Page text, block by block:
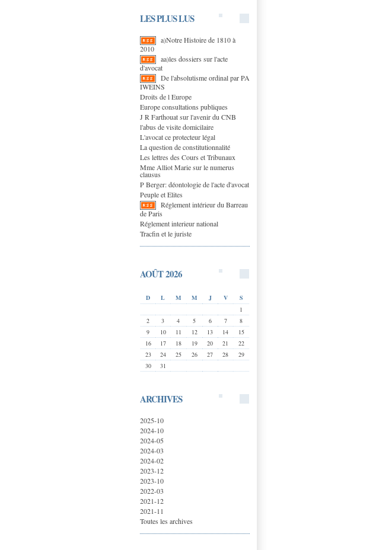
LES PLUS LUS
a)Notre Histoire de 1810 à
2010
aa)les dossiers sur l'acte
d'avocat
De l'absolutisme ordinal par PA
IWEINS
Droits de l Europe
Europe consultations publiques
J R Farthouat sur l'avenir du CNB
l'abus de visite domicilaire
L'avocat ce protecteur légal
La question de constitutionnalité
Les lettres des Cours et Tribunaux
Mme Alliot Marie sur le numerus
clausus
P Berger: déontologie de l'acte d'avocat
Peuple et Elites
Réglement intérieur du Barreau
de Paris
Réglement interieur national
Tracfin et le juriste
AOÛT 2026
D L M M J V
S
1
2
3 4 5 6 7
8
9
10 11 12 13 14
15
16
17 18 19 20 21
22
23
24 25 26 27 28
29
30
31
ARCHIVES
2025-10
2024-10
2024-05
2024-03
2024-02
2023-12
2023-10
2022-03
2021-12
2021-11
Toutes les archives